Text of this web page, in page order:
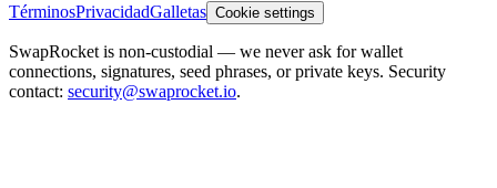
TérminosPrivacidadGalletas Cookie settings
SwapRocket is non-custodial — we never ask for wallet
connections, signatures, seed phrases, or private keys. Security
contact: security@swaprocket.io.